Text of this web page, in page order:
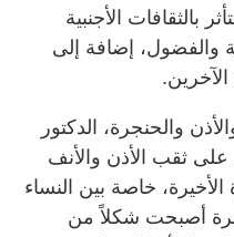
بالثقافات الأجنبية
والفضول، إضافة إلى
الآخرين.
والحنجرة، الدكتور
على ثقب الأذن والأنف
خاصة بين النساء
أصبحت شكلاً من